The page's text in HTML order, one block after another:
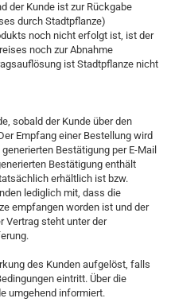
der Kunde ist zur Rückgabe
durch Stadtpflanze)
noch nicht erfolgt ist, ist der
noch zur Abnahme
ist Stadtpflanze nicht
sobald der Kunde über den
Empfang einer Bestellung wird
Bestätigung per E-Mail
Bestätigung enthält
erhältlich ist bzw.
lediglich mit, dass die
empfangen worden ist und der
Vertrag steht unter der
des Kunden aufgelöst, falls
eintritt. Über die
umgehend informiert.